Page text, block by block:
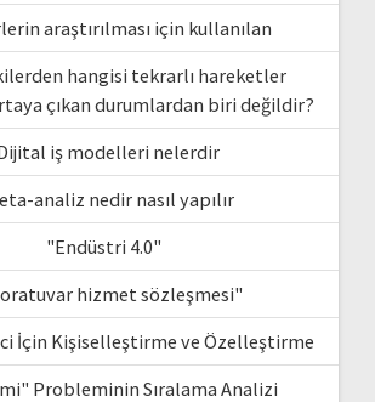
araştırılması için kullanılan
hangisi tekrarlı hareketler
çıkan durumlardan biri değildir?
iş modelleri nelerdir
analiz nedir nasıl yapılır
"Endüstri 4.0"
hizmet sözleşmesi"
İçin Kişiselleştirme ve Özelleştirme
Probleminin Sıralama Analizi